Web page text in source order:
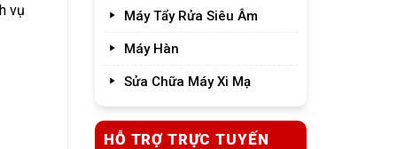
vụ
Máy Tẩy Rửa Siêu Âm
Máy Hàn
Sửa Chữa Máy Xi Mạ
HỖ TRỢ TRỰC TUYẾN